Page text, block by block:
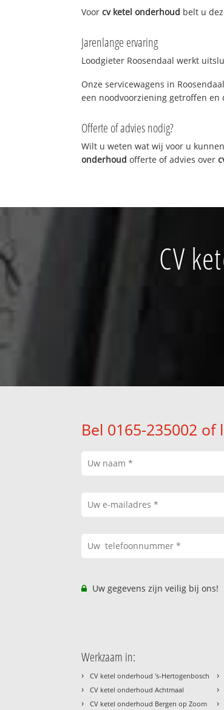
Voorcv ketel onderhoud belt u
Jarenlange ervaring
Loodgieter Roosendaal werkt
Onze servicewagens in
een noodvoorziening getroffen
Offerte of advies nodig?
Wilt u weten wat wij voor u
onderhoud offerte of advies over
CV
Bel 0165-235002
Uw gegevens zijn veilig bij ons!
Werkzaam in:
› CV ketel onderhoud 's-Hertogenbosch
› CV ketel onderhoud Achtmaal
› CV ketel onderhoud Bergen op Zoom
›
›
›